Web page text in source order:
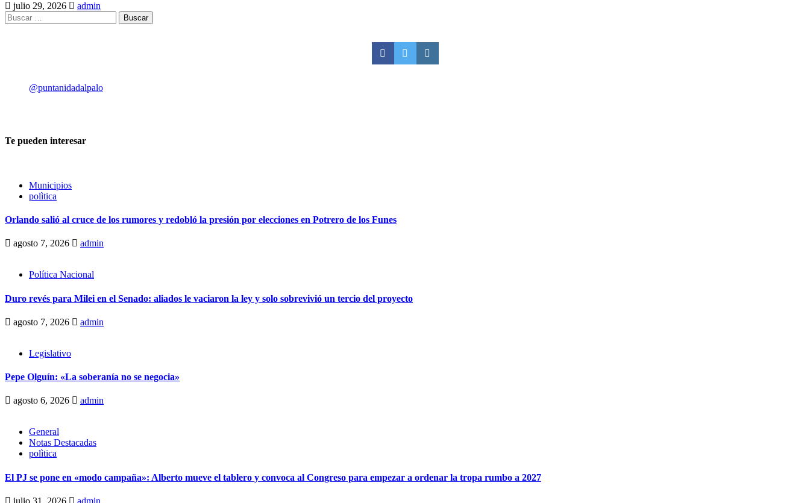
julio 29, 2026 admin
@puntanidadalpalo
Te pueden interesar
Municipios
polìtica
Orlando salió al cruce de los rumores y redobló la presión por elecciones en Potrero de los Funes
agosto 7, 2026 admin
Política Nacional
Duro revés para Milei en el Senado: aliados le vaciaron la ley y solo sobrevivió un tercio del proyecto
agosto 7, 2026 admin
Legislativo
Pepe Olguín: «La soberanía no se negocia»
agosto 6, 2026 admin
General
Notas Destacadas
polìtica
El PJ se pone en «modo campaña»: Alberto mueve el tablero y convoca al Congreso para empezar a ordenar la tropa rumbo a 2027
julio 31, 2026 admin